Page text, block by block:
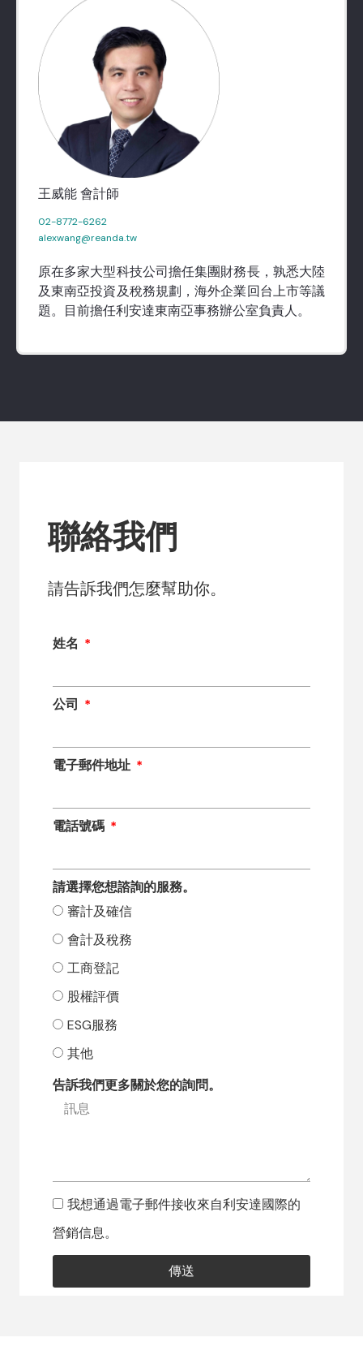
王威能 會計師
02-8772-6262
alexwang@reanda.tw
原在多家大型科技公司擔任集團財務長，孰悉大陸
及東南亞投資及稅務規劃，海外企業回台上市等議
題。目前擔任利安達東南亞事務辦公室負責人。
聯絡我們
請告訴我們怎麼幫助你。
姓名
公司
電子郵件地址
電話號碼
請選擇您想諮詢的服務。
審計及確信
會計及稅務
工商登記
股權評價
ESG服務
其他
告訴我們更多關於您的詢問。
我想通過電子郵件接收來自利安達國際的
營銷信息。
傳送